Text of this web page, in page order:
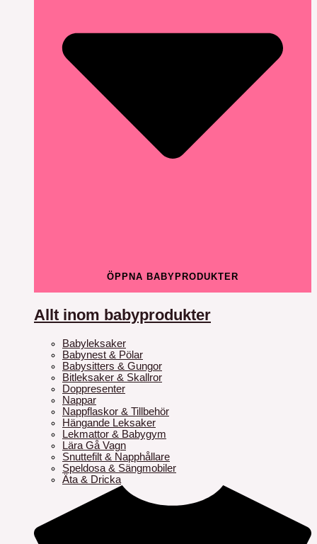
ÖPPNA BABYPRODUKTER
Allt inom babyprodukter
Babyleksaker
Babynest & Pölar
Babysitters & Gungor
Bitleksaker & Skallror
Doppresenter
Nappar
Nappflaskor & Tillbehör
Hängande Leksaker
Lekmattor & Babygym
Lära Gå Vagn
Snuttefilt & Napphållare
Speldosa & Sängmobiler
Äta & Dricka